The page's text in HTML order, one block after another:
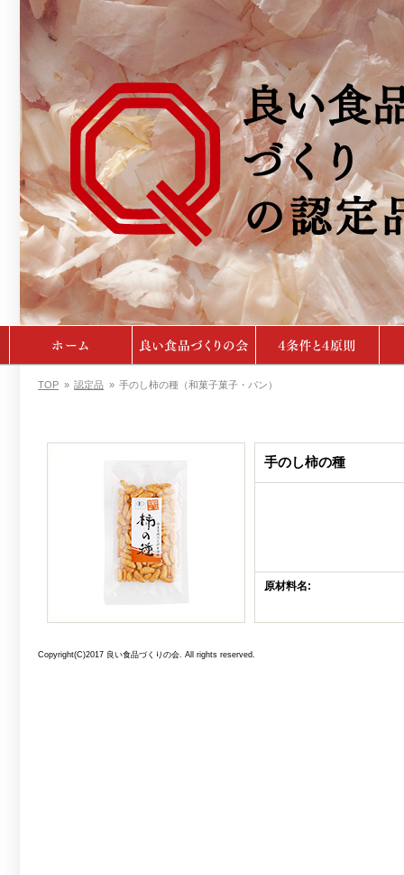
TOP » 認定品 » 手のし柿の種（和菓子菓子・パン）
手のし柿の種
原材料名:
Copyright(C)2017 良い食品づくりの会. All rights reserved.